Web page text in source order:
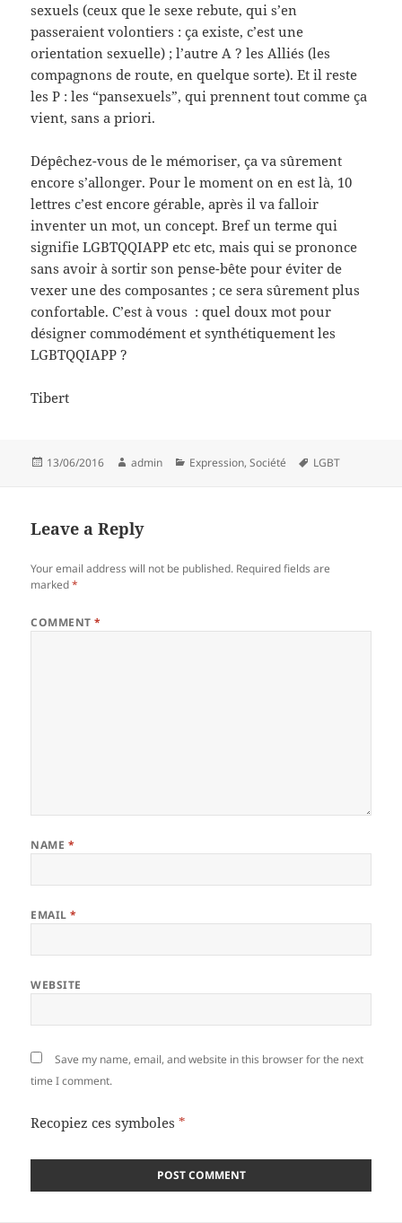
sexuels (ceux que le sexe rebute, qui s’en
passeraient volontiers : ça existe, c’est une
orientation sexuelle) ; l’autre A ? les Alliés (les
compagnons de route, en quelque sorte). Et il reste
les P : les “pansexuels”, qui prennent tout comme ça
vient, sans a priori.
Dépêchez-vous de le mémoriser, ça va sûrement
encore s’allonger. Pour le moment on en est là, 10
lettres c’est encore gérable, après il va falloir
inventer un mot, un concept. Bref un terme qui
signifie LGBTQQIAPP etc etc, mais qui se prononce
sans avoir à sortir son pense-bête pour éviter de
vexer une des composantes ; ce sera sûrement plus
confortable. C’est à vous : quel doux mot pour
désigner commodément et synthétiquement les
LGBTQQIAPP ?
Tibert
Posted
13/06/2016 Author
admin Categories
Expression,Société Tags
LGBT
Leave a Reply
Your email address will not be published. Required fields are
marked*
COMMENT*
NAME *
EMAIL*
WEBSITE
Save my name, email, and website in this browser for the next
time I comment.
Recopiez ces symboles *